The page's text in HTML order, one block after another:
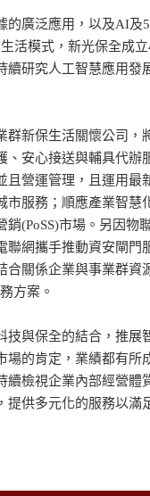
的廣泛應用，以及AI及
活模式，新光保全成
研究人工智慧應用發
群新保生活關懷公司，
、安心接送與輔具代辦
且營運管理，且運用最
市服務；順應產業智慧
(PoSS)市場。另因物
網攜手推動資安閘門
關係企業與事業群資
方案。
技與保全的結合，推展
場的肯定，業績都有所
檢視企業內部經營體
供多元化的服務以滿